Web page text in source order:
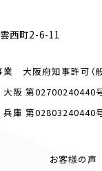
西町2-6-11
大阪府知事許可（
阪 第02700240440
庫 第02803240440
お客様の声